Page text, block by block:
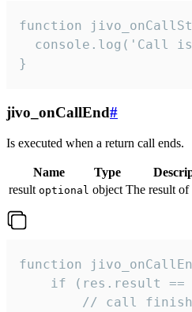
function
console.log('Call
}
jivo_onCallEnd#
Is executed when a return call ends.
Name Type
result optional object The result of
function
if (res.result ==
// call